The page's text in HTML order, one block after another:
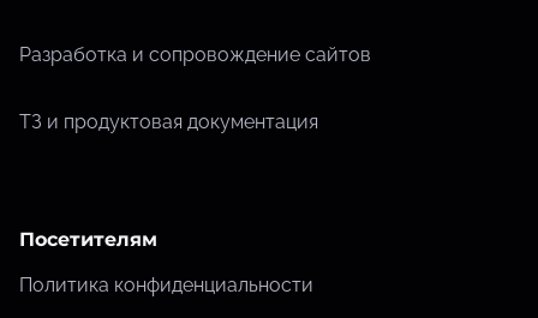
Разработка и сопровождение сайтов
ТЗ и продуктовая документация
Посетителям
Политика конфиденциальности